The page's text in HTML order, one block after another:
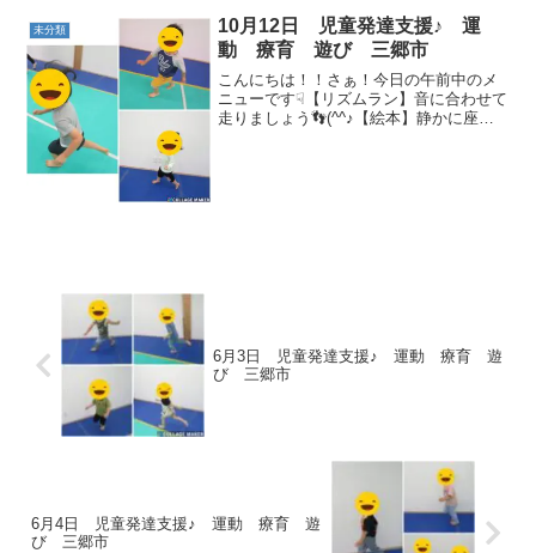
未分類
10月12日 児童発達支援♪ 運
動 療育 遊び 三郷市
こんにちは！！さぁ！今日の午前中のメ
ニューです☟【リズムラン】音に合わせて
走りましょう👣(^^♪【絵本】静かに座っ
6月3日 児童発達支援♪ 運動 療育 遊
び 三郷市
6月4日 児童発達支援♪ 運動 療育 遊
び 三郷市